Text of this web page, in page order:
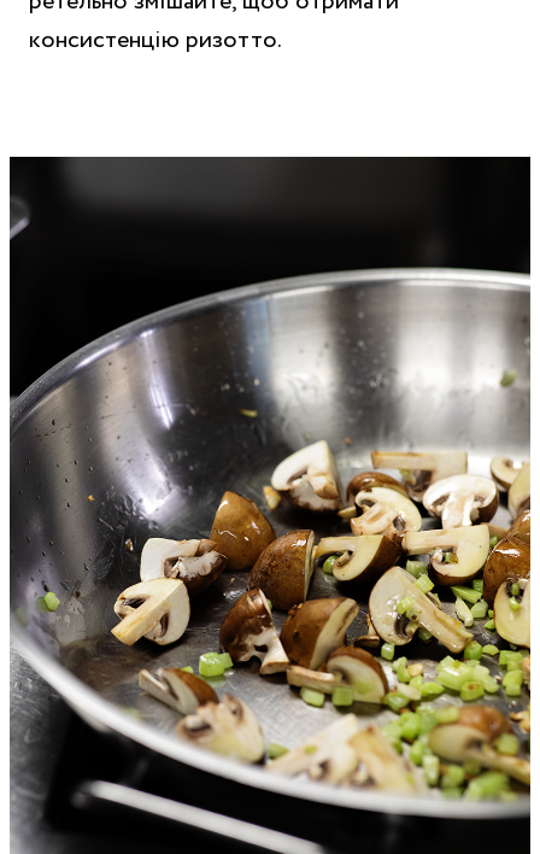
консистенцію ризотто.